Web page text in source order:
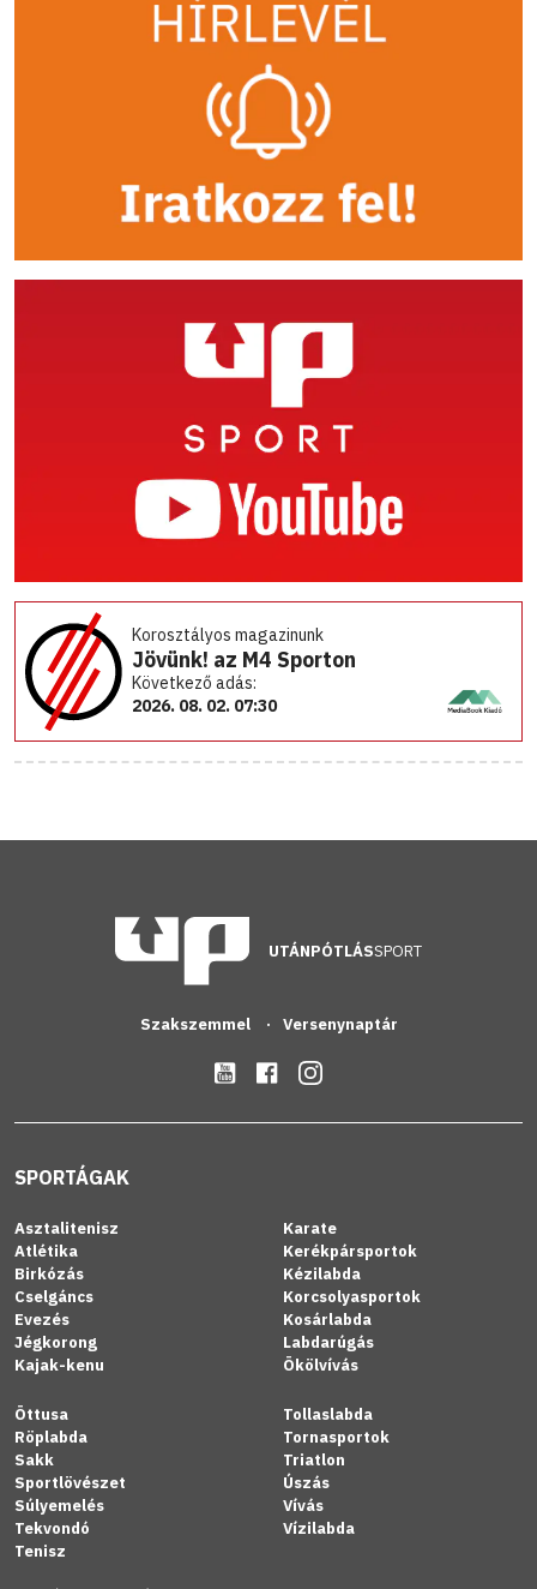
Korosztályos magazinunk
Jövünk! az M4 Sporton
Következő adás:
2026. 08. 02. 07:30
UTÁNPÓTLÁSSPORT
Szakszemmel Versenynaptár
SPORTÁGAK
Asztalitenisz
Atlétika
Birkózás
Cselgáncs
Evezés
Jégkorong
Kajak-kenu
Karate
Kerékpársportok
Kézilabda
Korcsolyasportok
Kosárlabda
Labdarúgás
Ökölvívás
Öttusa
Röplabda
Sakk
Sportlövészet
Súlyemelés
Tekvondó
Tenisz
Tollaslabda
Tornasportok
Triatlon
Úszás
Vívás
Vízilabda